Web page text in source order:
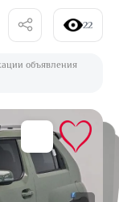
22
объявления